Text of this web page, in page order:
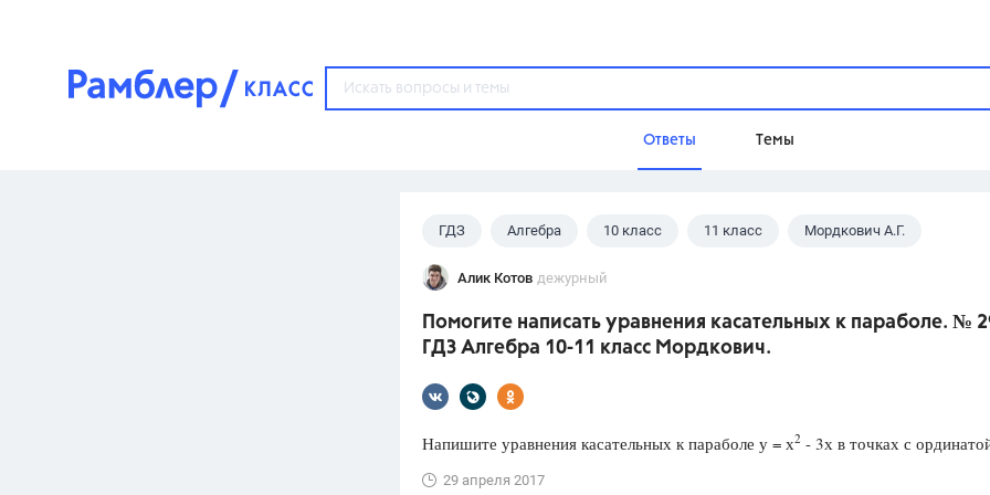
Ответы Темы
Популярные темы
ОГЭ
ФИПИ
ответов
Домашнее задание
Учебники
ГДЗ Алгебра 10 класс 11 класс Мордкович А.Г.
Алик Котов дежурный
Помогите написать уравнения касательных к параболе. №
ГДЗ Алгебра 10-11 класс Мордкович.
Напишите уравнения касательных к параболе у = х2 - 3х в точках с
29 апреля 2017